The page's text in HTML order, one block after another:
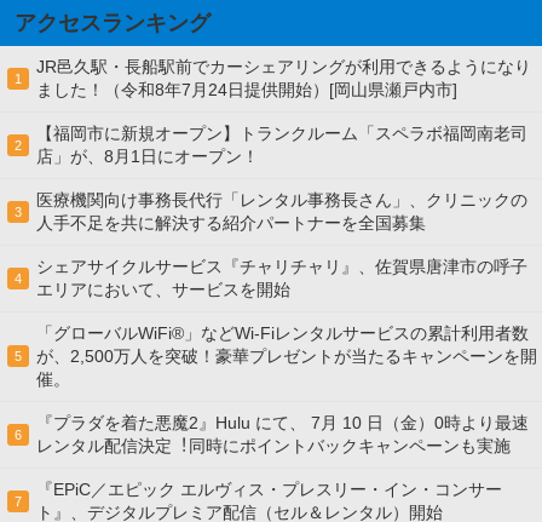
アクセスランキング
1
JR邑久駅・長船駅前でカーシェアリングが利用できるようになり
ました！（令和8年7月24日提供開始）[岡山県瀬戸内市]
2
【福岡市に新規オープン】トランクルーム「スペラボ福岡南老司
店」が、8月1日にオープン！
3
医療機関向け事務長代行「レンタル事務長さん」、クリニックの
人手不足を共に解決する紹介パートナーを全国募集
4
シェアサイクルサービス『チャリチャリ』、佐賀県唐津市の呼子
エリアにおいて、サービスを開始
5
「グローバルWiFi®」などWi-Fiレンタルサービスの累計利用者数
が、2,500万人を突破！豪華プレゼントが当たるキャンペーンを開
催。
6
『プラダを着た悪魔2』Hulu にて、 7⽉ 10 ⽇（金）0時より最速
レンタル配信決定︕同時にポイントバックキャンペーンも実施
7
『EPiC／エピック エルヴィス・プレスリー・イン・コンサー
ト』、デジタルプレミア配信（セル＆レンタル）開始